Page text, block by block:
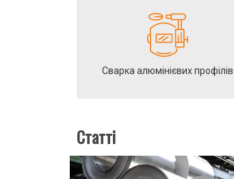
Сварка алюмінієвих профілів
Статті